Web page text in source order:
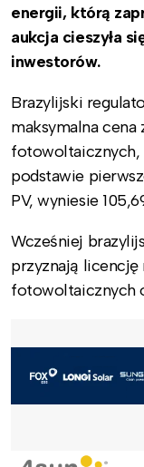
energii, którą
aukcja cieszyła
inwestorów.
Brazylijski
maksymalna cena
fotowoltaicznych,
podstawie
PV, wyniesie
Wcześniej
przyznają
fotowoltaicznych